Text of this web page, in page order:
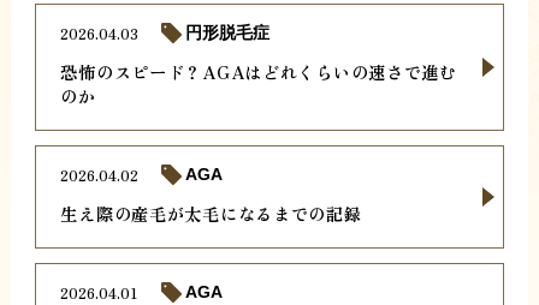
恐怖のスピード？AGAはどれくらいの速さで進む
のか
2026.04.03 円形脱毛症
生え際の産毛が太毛になるまでの記録
2026.04.02 AGA
2026.04.01 AGA